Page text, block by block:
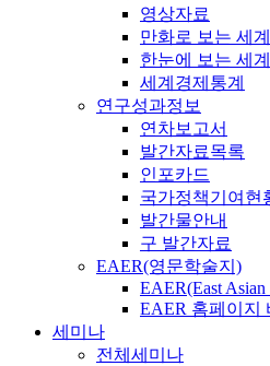
영상자료
만화로 보는 세
한눈에 보는 세
세계경제통계
연구성과정보
연차보고서
발간자료목록
인포카드
국가정책기여현
발간물안내
구 발간자료
EAER(영문학술지)
EAER(East
EAER 홈페이지
세미나
전체세미나